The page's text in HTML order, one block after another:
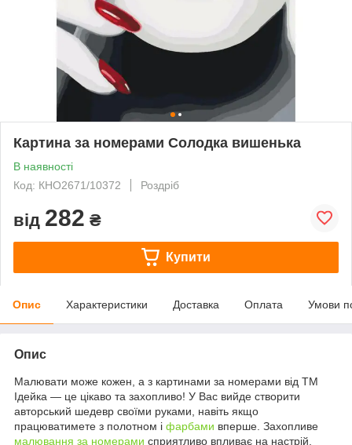
Картина за номерами Солодка вишенька
В наявності
Код: КНО2671/10372
Роздріб
від 282 ₴
Купити
Опис Характеристики Доставка Оплата Умови
Опис
Малювати може кожен, а з картинами за номерами від ТМ
Ідейка — це цікаво та захопливо! У Вас вийде створити
авторський шедевр своїми руками, навіть якщо
працюватимете з полотном і фарбами вперше. Захопливе
малювання за номерами сприятливо впливає на настрій,